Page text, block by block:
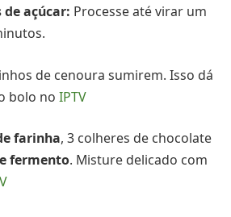
de açúcar: Processe até virar um
de cenoura sumirem. Isso dá
bolo no IPTV
farinha, 3 colheres de chocolate
fermento. Misture delicado com